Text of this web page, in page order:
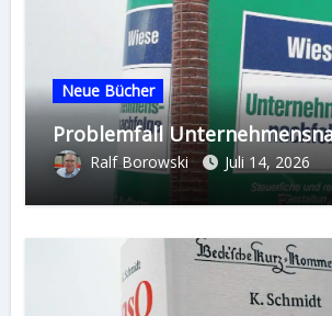
Neue Bücher
Problemfall
Ralf Borowski Juli 14, 2026